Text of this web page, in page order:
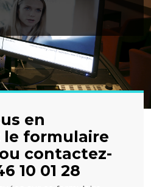
en
formulaire
contactez-
10 01 28